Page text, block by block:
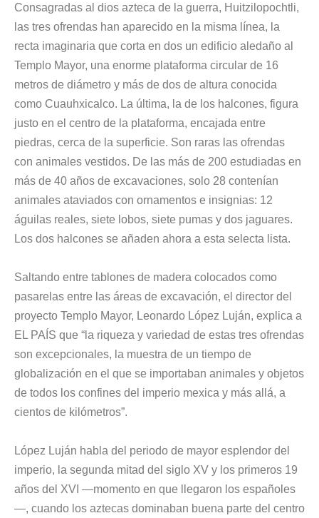
Consagradas al dios azteca de la guerra, Huitzilopochtli,
las tres ofrendas han aparecido en la misma línea, la
recta imaginaria que corta en dos un edificio aledaño al
Templo Mayor, una enorme plataforma circular de 16
metros de diámetro y más de dos de altura conocida
como Cuauhxicalco. La última, la de los halcones, figura
justo en el centro de la plataforma, encajada entre
piedras, cerca de la superficie. Son raras las ofrendas
con animales vestidos. De las más de 200 estudiadas en
más de 40 años de excavaciones, solo 28 contenían
animales ataviados con ornamentos e insignias: 12
águilas reales, siete lobos, siete pumas y dos jaguares.
Los dos halcones se añaden ahora a esta selecta lista.
Saltando entre tablones de madera colocados como
pasarelas entre las áreas de excavación, el director del
proyecto Templo Mayor, Leonardo López Luján, explica a
EL PAÍS que “la riqueza y variedad de estas tres ofrendas
son excepcionales, la muestra de un tiempo de
globalización en el que se importaban animales y objetos
de todos los confines del imperio mexica y más allá, a
cientos de kilómetros”.
López Luján habla del periodo de mayor esplendor del
imperio, la segunda mitad del siglo XV y los primeros 19
años del XVI —momento en que llegaron los españoles
—, cuando los aztecas dominaban buena parte del centro